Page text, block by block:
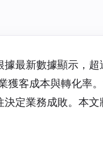
最新數據顯示，
獲客成本與轉化率
定業務成敗。本